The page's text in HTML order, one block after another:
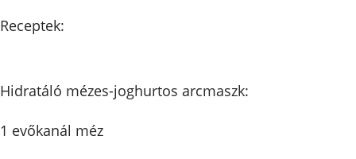
Receptek:
Hidratáló mézes-joghurtos arcmaszk:
1 evőkanál méz